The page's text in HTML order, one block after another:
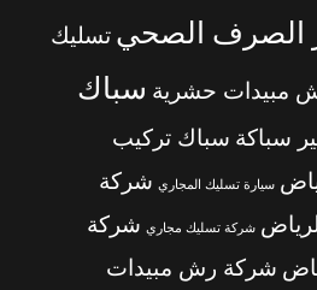
الصرف الصحي تسليك
مبيدات حشرية سباك
سباكة سباك تركيب
سيارة تسليك المجاري شركة
شركة تسليك مجاري شركة
شركة رش مبيدات